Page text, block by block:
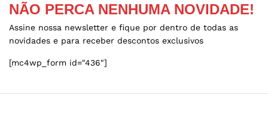
product
product
NÃO PERCA NENHUMA NOVIDADE!
Assine nossa newsletter e fique por dentro de todas as
novidades e para receber descontos exclusivos
[mc4wp_form id="436"]